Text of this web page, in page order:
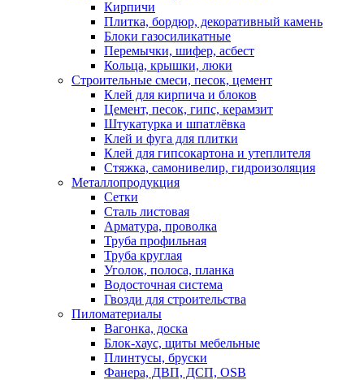
Кирпичи
Плитка, бордюр, декоративный камень
Блоки газосиликатные
Перемычки, шифер, асбест
Кольца, крышки, люки
Строительные смеси, песок, цемент
Клей для кирпича и блоков
Цемент, песок, гипс, керамзит
Штукатурка и шпатлёвка
Клей и фуга для плитки
Клей для гипсокартона и утеплителя
Стяжка, самонивелир, гидроизоляция
Металлопродукция
Сетки
Сталь листовая
Арматура, проволка
Труба профильная
Труба круглая
Уголок, полоса, планка
Водосточная система
Гвозди для строительства
Пиломатериалы
Вагонка, доска
Блок-хаус, щиты мебельные
Плинтусы, бруски
Фанера, ДВП, ДСП, OSB